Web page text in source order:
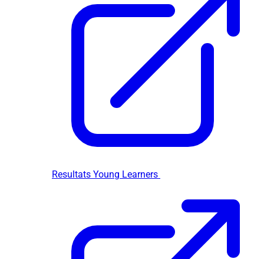
Resultats Young Learners